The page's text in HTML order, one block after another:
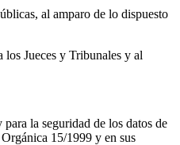
al amparo de lo dispuesto
Jueces y Tribunales y al
la seguridad de los datos de
15/1999 y en sus